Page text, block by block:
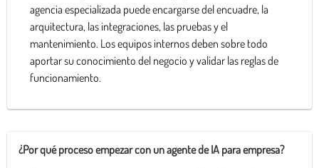
agencia especializada puede encargarse del encuadre, la
arquitectura, las integraciones, las pruebas y el
mantenimiento. Los equipos internos deben sobre todo
aportar su conocimiento del negocio y validar las reglas de
funcionamiento.
¿Por qué proceso empezar con un agente de IA para empresa?